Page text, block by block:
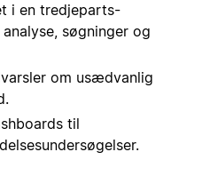
i en tredjeparts-
søgninger og
om usædvanlig
til